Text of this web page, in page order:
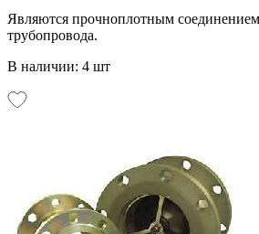
Являются прочноплотным соединением
трубопровода.
В наличии: 4 шт